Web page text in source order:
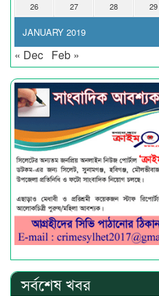
JANUARY 2019
26
27 28 29
« Dec Feb »
সর্বশেষ খবর